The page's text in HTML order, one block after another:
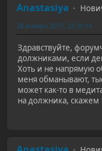
Anastasiya
28 января 2017, 22:30:14
Здравствуйте,
должниками, если
Хоть и не напрямую
меня обманывают,
может как-то в
на должника, скажем